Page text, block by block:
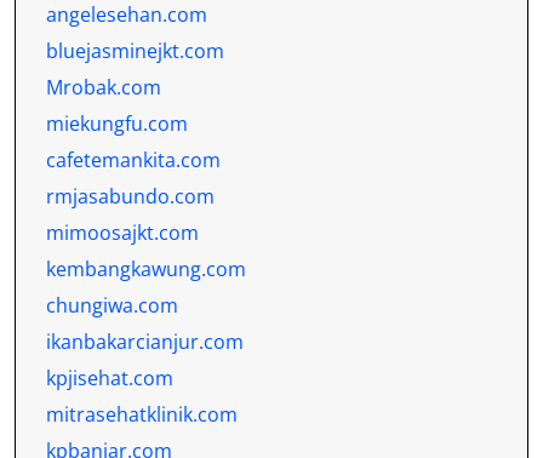
angelesehan.com
bluejasminejkt.com
Mrobak.com
miekungfu.com
cafetemankita.com
rmjasabundo.com
mimoosajkt.com
kembangkawung.com
chungiwa.com
ikanbakarcianjur.com
kpjisehat.com
mitrasehatklinik.com
kpbanjar.com